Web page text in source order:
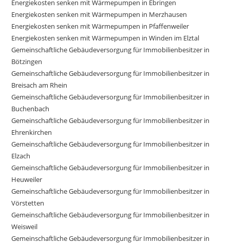
Energiekosten senken mit Wärmepumpen in Ebringen
Energiekosten senken mit Wärmepumpen in Merzhausen
Energiekosten senken mit Wärmepumpen in Pfaffenweiler
Energiekosten senken mit Wärmepumpen in Winden im Elztal
Gemeinschaftliche Gebäudeversorgung für Immobilienbesitzer in
Bötzingen
Gemeinschaftliche Gebäudeversorgung für Immobilienbesitzer in
Breisach am Rhein
Gemeinschaftliche Gebäudeversorgung für Immobilienbesitzer in
Buchenbach
Gemeinschaftliche Gebäudeversorgung für Immobilienbesitzer in
Ehrenkirchen
Gemeinschaftliche Gebäudeversorgung für Immobilienbesitzer in
Elzach
Gemeinschaftliche Gebäudeversorgung für Immobilienbesitzer in
Heuweiler
Gemeinschaftliche Gebäudeversorgung für Immobilienbesitzer in
Vörstetten
Gemeinschaftliche Gebäudeversorgung für Immobilienbesitzer in
Weisweil
Gemeinschaftliche Gebäudeversorgung für Immobilienbesitzer in